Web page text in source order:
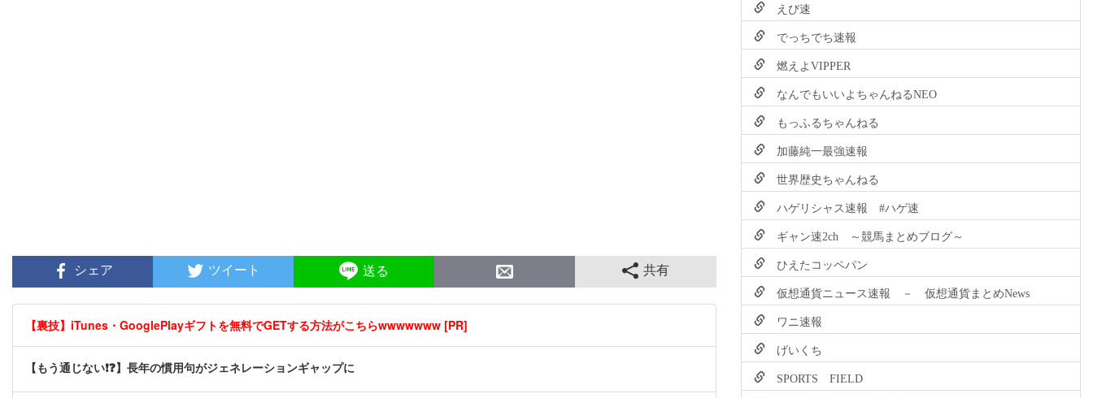
シェア ツイート 送る 共有
【裏技】iTunes・GooglePlayギフトを無料でGETする方法がこちらwwwwwww [PR]
【もう通じない❗❓】長年の慣用句がジェネレーションギャップに
えび速
でっちでち速報
燃えよVIPPER
なんでもいいよちゃんねるNEO
もっふるちゃんねる
加藤純一最強速報
世界歴史ちゃんねる
ハゲリシャス速報 #ハゲ速
ギャン速2ch ～競馬まとめブログ～
ひえたコッペパン
仮想通貨ニュース速報 － 仮想通貨まとめNews
ワニ速報
げいくち
SPORTS FIELD